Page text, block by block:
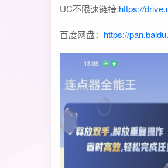
UC不限速链接:https://
百度网盘： https://